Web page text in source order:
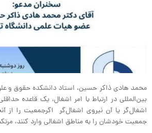
محمد هادی ذاکر حسین، استاد دانشکده حقوق و
بین‌المللی در ارتباط با امر اشغال، یک قاعده
اشغال‌گر یا آن نیروی اشغال‌گر اگرجمعیت را از
جمعیت خودشان را به مناطق اشغالی وارد کنند،